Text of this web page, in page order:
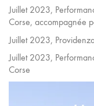
Juillet 2023,
Corse, accompagnée
Juillet 2023,
Juillet 2023,
Corse